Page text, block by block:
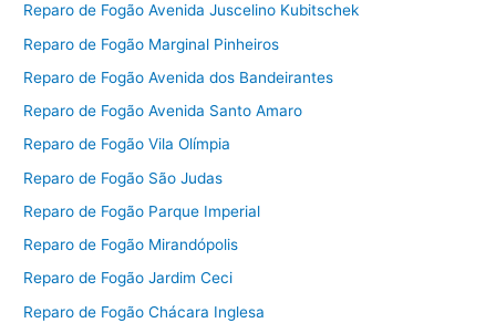
Reparo de Fogão Avenida Juscelino Kubitschek
Reparo de Fogão Marginal Pinheiros
Reparo de Fogão Avenida dos Bandeirantes
Reparo de Fogão Avenida Santo Amaro
Reparo de Fogão Vila Olímpia
Reparo de Fogão São Judas
Reparo de Fogão Parque Imperial
Reparo de Fogão Mirandópolis
Reparo de Fogão Jardim Ceci
Reparo de Fogão Chácara Inglesa